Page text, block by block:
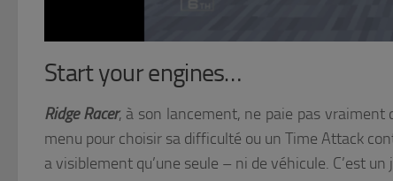
Start your engines…
Ridge Racer, à son lancement, ne paie pas vraiment
menu pour choisir sa difficulté ou un Time Attack
a visiblement qu’une seule – ni de véhicule. C’est